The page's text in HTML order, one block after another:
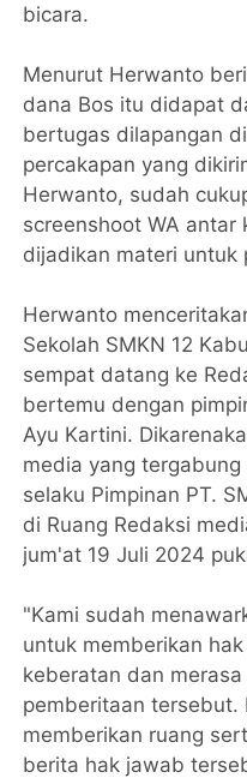
bicara.
Menurut Herwanto
dana Bos itu didapat
bertugas dilapangan
percakapan yang
Herwanto, sudah
screenshoot WA antar
dijadikan materi untuk
Herwanto
Sekolah SMKN 12
sempat datang ke
bertemu dengan
Ayu Kartini.
media yang
selaku Pimpinan PT.
di Ruang Redaksi
jum'at 19 Juli 2024
"Kami sudah
untuk memberikan
keberatan dan
pemberitaan tersebut.
memberikan ruang
berita hak jawab